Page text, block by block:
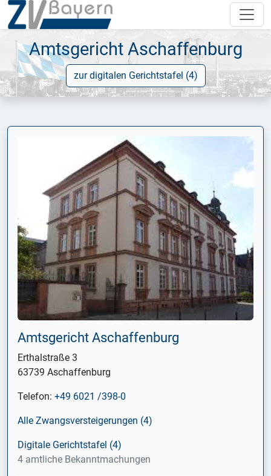
Amtsgericht Aschaffenburg
zur digitalen Gerichtstafel (4)
Amtsgericht Aschaffenburg
Erthalstraße 3
63739 Aschaffenburg
Telefon: +49 6021 /398-0
Alle Zwangsversteigerungen (4)
Digitale Gerichtstafel (4)
4 amtliche Bekanntmachungen